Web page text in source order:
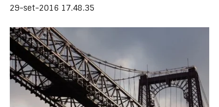
29-set-2016 17.48.35